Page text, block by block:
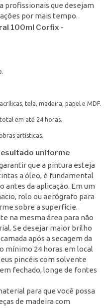
profissionais que desejam
por mais tempo.
100ml Corfix -
tela, madeira, papel e MDF.
em até 24 horas.
artísticas.
uniforme
que a pintura esteja
a óleo, é fundamental
antes da aplicação. Em um
rolo ou aerógrafo para
sobre a superfície.
na mesma área para não
Se desejar maior brilho
após a secagem da
mínimo 24 horas em local
pincéis com solvente
fechado, longe de fontes
para que você possa
de madeira com